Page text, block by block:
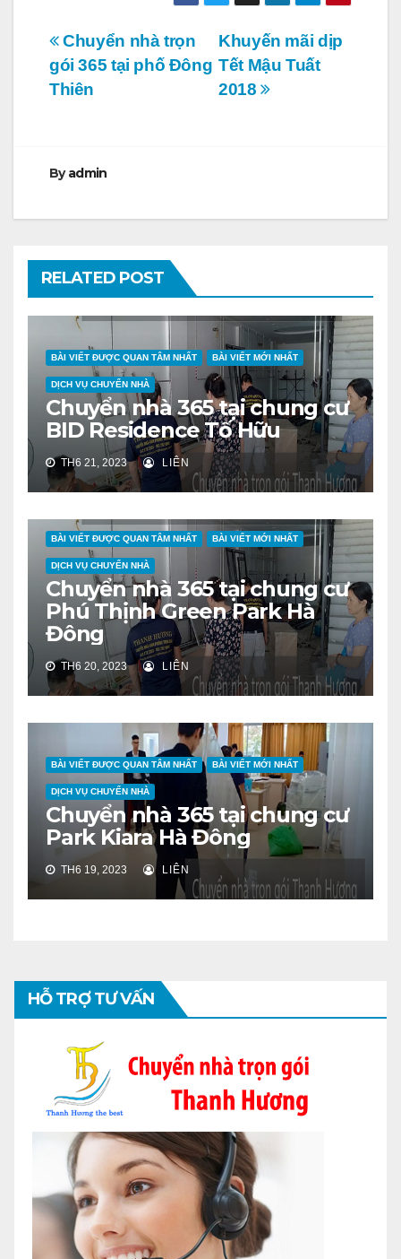
Điều
hướng
Khuyến mãi dịp
Tết Mậu Tuất
2018
Chuyển nhà trọn
gói 365 tại phố Đông
Thiên
Byadmin
RELATED POST
BÀI VIẾT ĐƯỢC QUAN TÂM NHẤT BÀI VIẾT MỚI NHẤT
DỊCH VỤ CHUYỂN NHÀ
Chuyển nhà 365 tại chung cư
BID Residence Tố Hữu
TH6 21, 2023 LIÊN
BÀI VIẾT ĐƯỢC QUAN TÂM NHẤT BÀI VIẾT MỚI NHẤT
DỊCH VỤ CHUYỂN NHÀ
Chuyển nhà 365 tại chung cư
Phú Thịnh Green Park Hà
Đông
TH6 20, 2023 LIÊN
BÀI VIẾT ĐƯỢC QUAN TÂM NHẤT BÀI VIẾT MỚI NHẤT
DỊCH VỤ CHUYỂN NHÀ
Chuyển nhà 365 tại chung cư
Park Kiara Hà Đông
TH6 19, 2023 LIÊN
HỖ TRỢ TƯ VẤN